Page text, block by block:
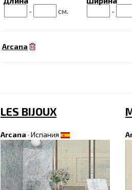
- см. -
Arcana
LES BIJOUX
Arcana · Испания